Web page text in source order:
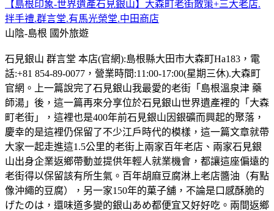
【島根印象-世界遺產石見銀山】大森町老街散策+三大老店.
拌手禮.群言堂.有馬光榮堂.中田商店
山陰-島根 國外旅遊
石見銀山 群言堂 本店(官網):島根縣大田市大森町Ha183，電
話:+81 854-89-0077，營業時間:11:00-17:00(星期三休).大森町
官網。上一篇說完了石見銀山我最愛的老街「島根溫泉津 藥
師湯」後，這一篇再來分享位於石見銀山世界遺產裡的「大森
町老街」，這裡也是400年前石見銀山因銀礦而興起的聚落，
慶幸的是這裡仍保留了不少江戶時代的模樣，這一篇文章就帶
大家一起走進這1.5公里的老街上兩家百年老店、兩家石見銀
山出身企業返鄉帶動並提供年輕人就業機會，都讓這座偏遠的
老街得以保留該有所生氣。百年胡麻豆腐淋上老店醬油（有點
像沖繩的豆腐），另一家150年的菓子舖，不論是口感酥脆的
げたのは，還味道多變的銀山あめ都便宜又好好吃。兩間返鄉